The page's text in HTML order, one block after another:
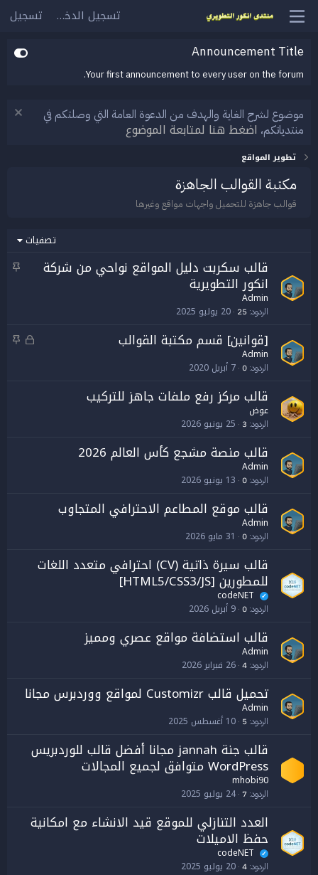
تسجيل الدخول تسجيل
Announcement Title
Your first announcement to every user on the forum.
موضوع لشرح الغاية والهدف من الدعوة العامة التي وصلتكم في
منتدياتكم، اضغط هنا لمتابعة الموضوع
تطوير المواقع
مكتبة القوالب الجاهزة
قوالب جاهزة للتحميل واجهات مواقع وغيرها
تصفيات
م
قالب سكربت دليل المواقع نواحي من شركة
انكور التطويرية
Admin
الردود 25 20 يوليو 2025
م
م
[قوانين] قسم مكتبة القوالب
Admin
الردود 0 7 أبريل 2020
قالب مركز رفع ملفات جاهز للتركيب
عوض
الردود 3 25 يونيو 2026
قالب منصة مشجع كأس العالم 2026
Admin
الردود 0 13 يونيو 2026
قالب موقع المطاعم الاحترافي المتجاوب
Admin
الردود 0 31 مايو 2026
قالب سيرة ذاتية (CV) احترافي متعدد اللغات
للمطورين [HTML5/CSS3/JS]
codeNET ✓
الردود 0 9 أبريل 2026
قالب استضافة مواقع عصري ومميز
Admin
الردود 4 26 فبراير 2026
تحميل قالب Customizr لمواقع ووردبرس مجانا
Admin
الردود 5 10 أغسطس 2025
قالب جنة jannah مجانا أفضل قالب للوردبريس
WordPress متوافق لجميع المجالات
mhobi90
الردود 7 24 يوليو 2025
العدد التنازلي للموقع قيد الانشاء مع امكانية
حفظ الاميلات
codeNET ✓
الردود 4 20 يوليو 2025